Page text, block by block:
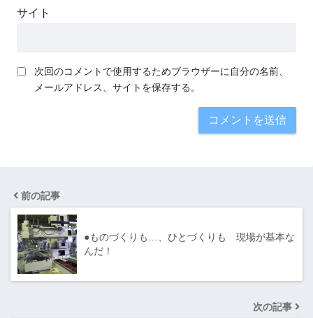
サイト
次回のコメントで使用するためブラウザーに自分の名前、
メールアドレス、サイトを保存する。
前の記事
●ものづくりも…、ひとづくりも 現場が基本な
んだ！
次の記事